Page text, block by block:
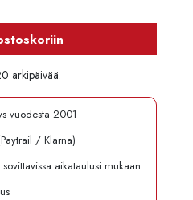
arkipäivää.
vuodesta 2001
/ Klarna)
aikataulusi mukaan